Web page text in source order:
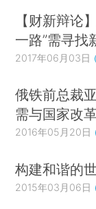
【财新辩论
一路”需寻找
2017年06月03日
俄铁前总裁
需与国家改
2016年05月20日
构建和谐的
2015年03月06日